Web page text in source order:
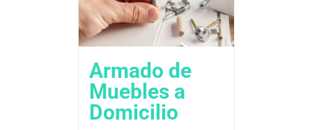
Armado de
Muebles a
Domicilio